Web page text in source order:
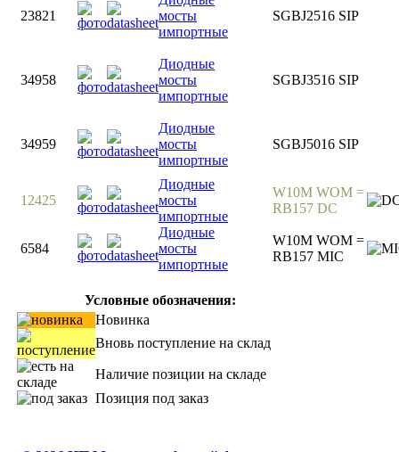
23821
мосты
импортные
SGBJ2516 SIP
34958
Диодные
мосты
импортные
SGBJ3516 SIP
34959
Диодные
мосты
импортные
SGBJ5016 SIP
12425
Диодные
мосты
импортные
W10M WOM =
RB157 DC
6584
Диодные
мосты
импортные
W10M WOM =
RB157 MIC
Условные обозначения:
Новинка
Вновь поступление на склад
Наличие позиции на складе
Позиция под заказ